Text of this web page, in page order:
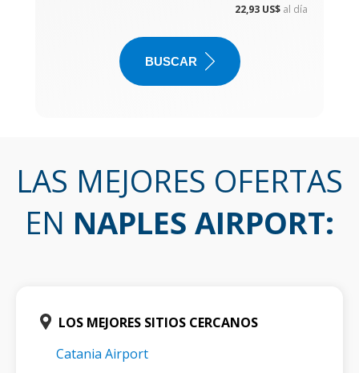
22,93 US$ al día
BUSCAR
LAS MEJORES OFERTAS
EN NAPLES AIRPORT:
LOS MEJORES SITIOS CERCANOS
Catania Airport